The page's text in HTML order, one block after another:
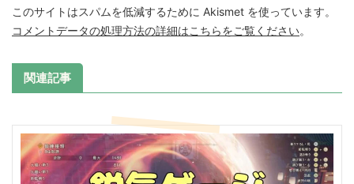
このサイトはスパムを低減するために Akismet を使っています。
コメントデータの処理方法の詳細はこちらをご覧ください。
関連記事